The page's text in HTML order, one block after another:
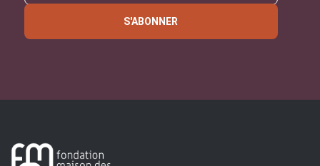
S'ABONNER